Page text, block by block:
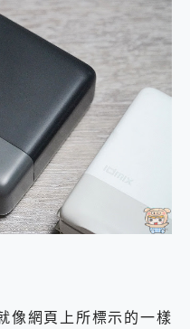
像網頁上所標示的一樣